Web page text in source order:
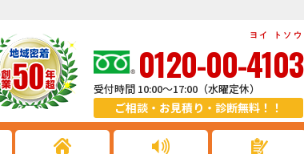
0120-00-4103
ヨイ トソウ
受付時間 10:00～17:00（水曜定休）
ご相談・お見積り・診断無料！！